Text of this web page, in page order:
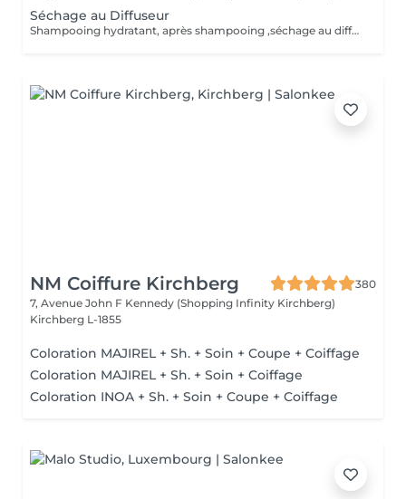
Séchage au Diffuseur
Shampooing hydratant, après shampooing ,séchage au diffuseur sérum et fixation finale. Important: cheveux sans tresse ni nud à l'arrivée; tout nud ou tressage entraîne l'annulation et 50% de la prestation est retenu. Toute arrivée retardée de 15-30 minutes ou plus entraînera l'annulation automatique du rendez-vous.
NM Coiffure Kirchberg
380
7, Avenue John F Kennedy (Shopping Infinity Kirchberg)
Kirchberg L-1855
Coloration MAJIREL + Sh. + Soin + Coupe + Coiffage
Coloration MAJIREL + Sh. + Soin + Coiffage
Coloration INOA + Sh. + Soin + Coupe + Coiffage